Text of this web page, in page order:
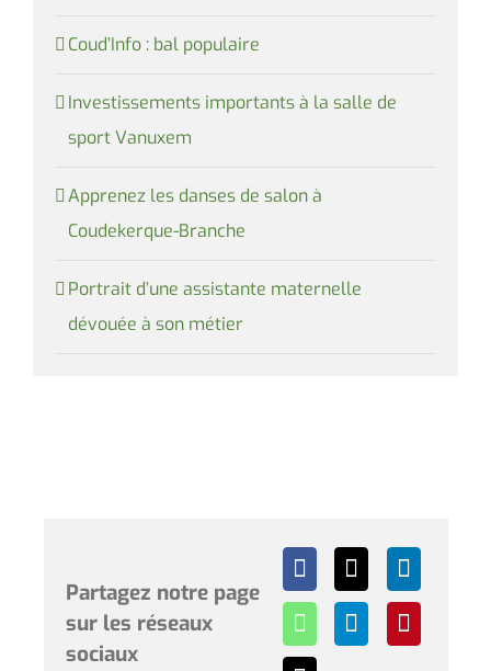
Coud’Info : bal populaire
Investissements importants à la salle de
sport Vanuxem
Apprenez les danses de salon à
Coudekerque-Branche
Portrait d’une assistante maternelle
dévouée à son métier
Partagez notre page
sur les réseaux
sociaux